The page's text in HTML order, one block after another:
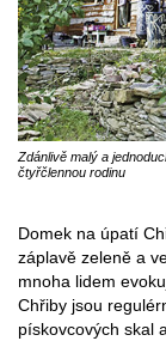
Zdánlivě malý a
čtyřčlennou rodinu
Domek na úpatí
záplavě zeleně a
mnoha lidem
Chřiby jsou
pískovcových skal